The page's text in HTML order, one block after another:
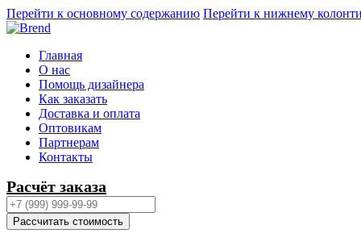
Перейти к основному содержанию Перейти к нижнему
Главная
О нас
Помощь дизайнера
Как заказать
Доставка и оплата
Оптовикам
Партнерам
Контакты
Расчёт заказа
Рассчитать стоимость